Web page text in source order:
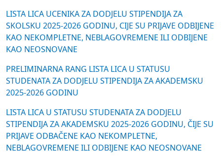
LISTA LICA UCENIKA ZA DODJELU STIPENDIJA ZA
SKOLSKU 2025-2026 GODINU, CIJE SU PRIJAVE ODBIJENE
KAO NEKOMPLETNE, NEBLAGOVREMENE ILI ODBIJENE
KAO NEOSNOVANE
PRELIMINARNA RANG LISTA LICA U STATUSU
STUDENATA ZA DODJELU STIPENDIJA ZA AKADEMSKU
2025-2026 GODINU
LISTA LICA U STATUSU STUDENATA ZA DODJELU
STIPENDIJA ZA AKADEMSKU 2025-2026 GODINU, ČIJE SU
PRIJAVE ODBAČENE KAO NEKOMPLETNE,
NEBLAGOVREMENE ILI ODBIJENE KAO NEOSNOVANE